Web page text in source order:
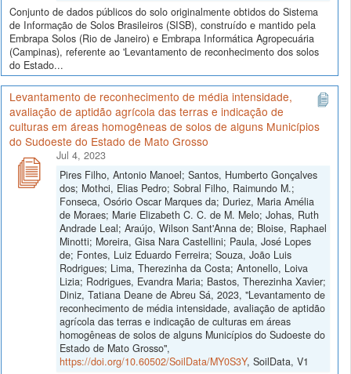
Conjunto de dados públicos do solo originalmente obtidos do Sistema
de Informação de Solos Brasileiros (SISB), construído e mantido pela
Embrapa Solos (Rio de Janeiro) e Embrapa Informática Agropecuária
(Campinas), referente ao 'Levantamento de reconhecimento dos solos
do Estado...
Levantamento de reconhecimento de média intensidade,
avaliação de aptidão agrícola das terras e indicação de
culturas em áreas homogêneas de solos de alguns Municípios
do Sudoeste do Estado de Mato Grosso
Jul 4, 2023
Pires Filho, Antonio Manoel; Santos, Humberto Gonçalves
dos; Mothci, Elias Pedro; Sobral Filho, Raimundo M.;
Fonseca, Osório Oscar Marques da; Duriez, Maria Amélia
de Moraes; Marie Elizabeth C. C. de M. Melo; Johas, Ruth
Andrade Leal; Araújo, Wilson Sant'Anna de; Bloise, Raphael
Minotti; Moreira, Gisa Nara Castellini; Paula, José Lopes
de; Fontes, Luiz Eduardo Ferreira; Souza, João Luis
Rodrigues; Lima, Therezinha da Costa; Antonello, Loiva
Lizia; Rodrigues, Evandra Maria; Bastos, Therezinha Xavier;
Diniz, Tatiana Deane de Abreu Sá, 2023, "Levantamento de
reconhecimento de média intensidade, avaliação de aptidão
agrícola das terras e indicação de culturas em áreas
homogêneas de solos de alguns Municípios do Sudoeste do
Estado de Mato Grosso",
https://doi.org/10.60502/SoilData/MY0S3Y, SoilData, V1